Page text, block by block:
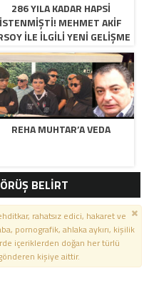
286 YILA KADAR HAPSI
ISTENMIŞTI! MEHMET AKIF
ILE ILGILI YENI GELIŞME
REHA MUHTAR’A VEDA
BELİRT
rahatsız edici, hakaret ve
pornografik, ahlaka aykırı, kişilik
içeriklerden doğan her türlü
kişiye aittir.